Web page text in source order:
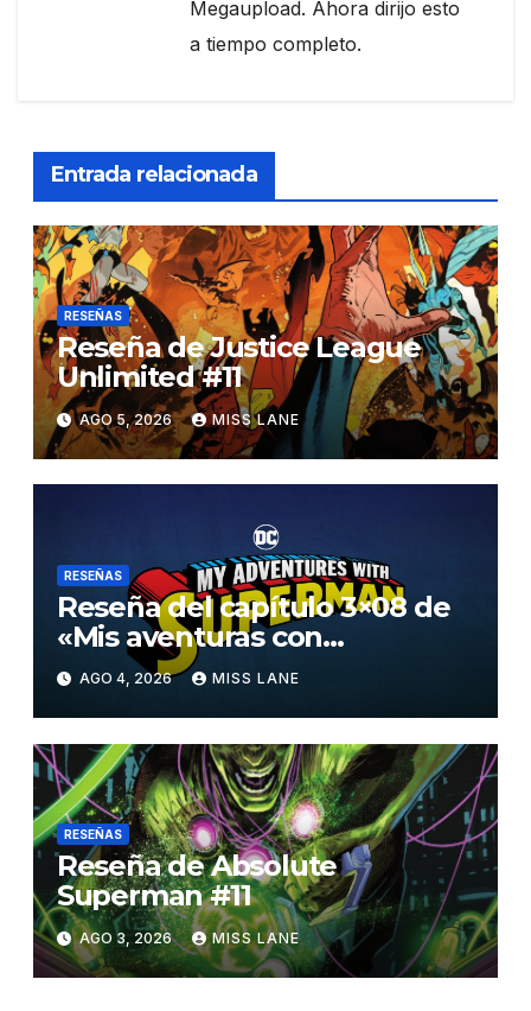
Megaupload. Ahora dirijo esto
a tiempo completo.
Entrada relacionada
RESEÑAS
Reseña de Justice League
Unlimited #11
AGO 5, 2026 MISS LANE
RESEÑAS
Reseña del capítulo 3×08 de
«Mis aventuras con
Superman»
AGO 4, 2026 MISS LANE
RESEÑAS
Reseña de Absolute
Superman #11
AGO 3, 2026 MISS LANE